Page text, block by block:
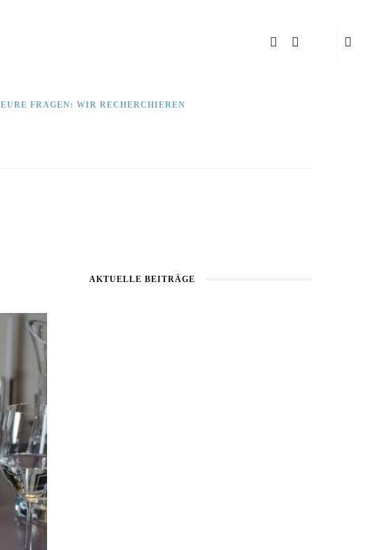
EURE FRAGEN: WIR RECHERCHIEREN
AKTUELLE BEITRÄGE